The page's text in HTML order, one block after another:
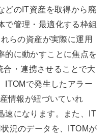
どのIT資産を取得から廃
で管理・最適化する枠組
らの資産が実際に運用
的に動かすことに焦点を
合・連携させることで大
ITOMで発生したアラー
情報が紐づいていれ
速になります。また、IT
況のデータを、ITOMが